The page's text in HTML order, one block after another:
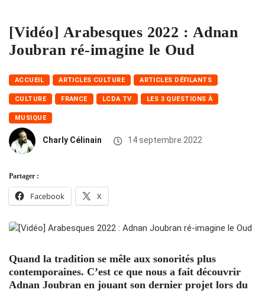
[Vidéo] Arabesques 2022 : Adnan
Joubran ré-imagine le Oud
ACCUEIL ARTICLES CULTURE ARTICLES DÉFILANTS
CULTURE FRANCE LCDA TV LES 3 QUESTIONS À
MUSIQUE
Charly Célinain 14 septembre 2022
Partager :
Facebook X
Quand la tradition se mêle aux sonorités plus
contemporaines. C’est ce que nous a fait découvrir
Adnan Joubran en jouant son dernier projet lors du